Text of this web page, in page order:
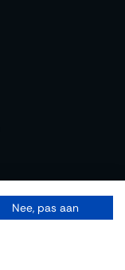
Nee, pas aan